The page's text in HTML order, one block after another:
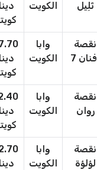
تَلِيل الكويت
نقصة
افنان 7
وابا
الكويت
نقصة
روان
وابا
الكويت
نقصة
لؤلؤة
وابا
الكويت